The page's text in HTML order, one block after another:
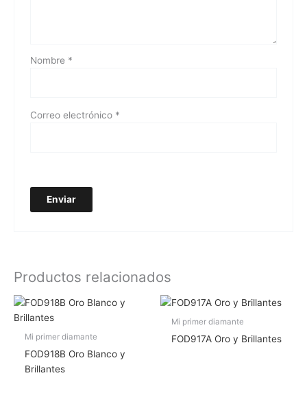
Nombre *
Correo electrónico *
Productos relacionados
Mi primer diamante
FOD918B Oro Blanco y
Brillantes
Mi primer diamante
FOD917A Oro y Brillantes